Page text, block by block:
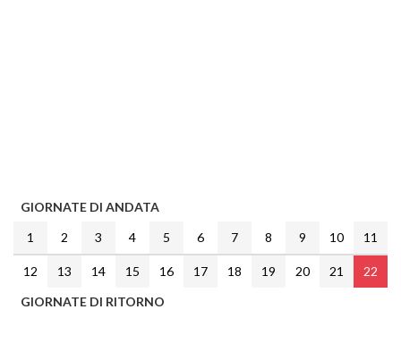
GIORNATE DI ANDATA
1
2 3 4 5 6 7 8 9 10 11
12 13 14 15 16 17 18 19 20 21
22
GIORNATE DI RITORNO